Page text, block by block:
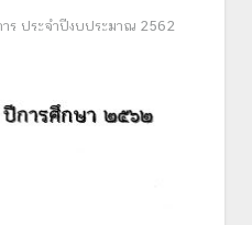
าร ประจำปีงบประมาณ 2562